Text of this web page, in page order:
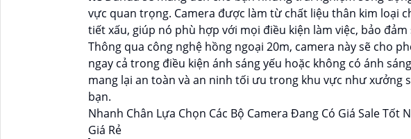
vực quan trọng. Camera được làm từ chất liệu thân kim loại
tiết xấu, giúp nó phù hợp với mọi điều kiện làm việc, bảo
Thông qua công nghệ hồng ngoại 20m, camera này sẽ cho
ngay cả trong điều kiện ánh sáng yếu hoặc không có ánh
mang lại an toàn và an ninh tối ưu trong khu vực như xưởng
bạn.
Nhanh Chân Lựa Chọn Các Bộ Camera Đang Có Giá Sale Tốt
Giá Rẻ